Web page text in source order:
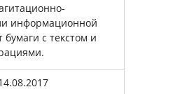
информационной
бумаги с текстом и